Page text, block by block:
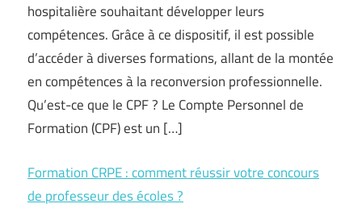
hospitalière souhaitant développer leurs
compétences. Grâce à ce dispositif, il est possible
d’accéder à diverses formations, allant de la montée
en compétences à la reconversion professionnelle.
Qu’est-ce que le CPF ? Le Compte Personnel de
Formation (CPF) est un […]
Formation CRPE : comment réussir votre concours
de professeur des écoles ?